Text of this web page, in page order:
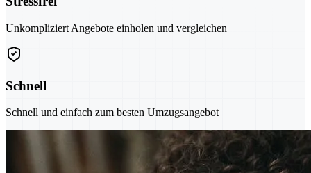
Unkompliziert Angebote einholen und vergleichen
Schnell
Schnell und einfach zum besten Umzugsangebot